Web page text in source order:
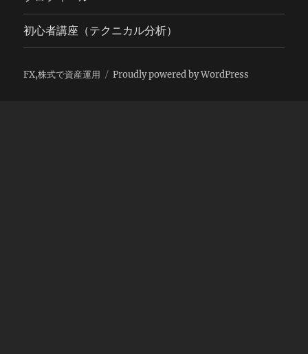
初心者講座（テクニカル分析）
FX,株式で資産運用 Proudly powered by WordPress